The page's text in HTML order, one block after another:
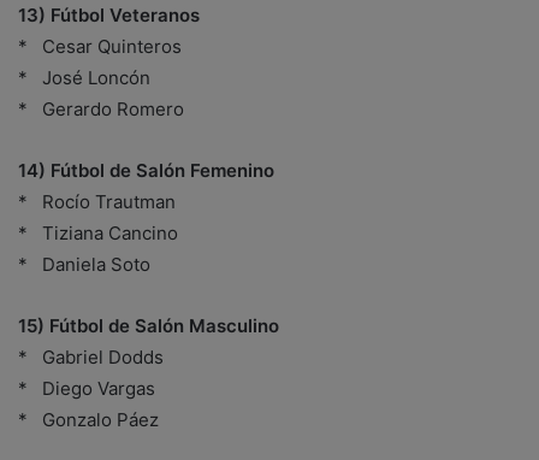
13) Fútbol Veteranos
* Cesar Quinteros
* José Loncón
* Gerardo Romero
14) Fútbol de Salón Femenino
* Rocío Trautman
* Tiziana Cancino
* Daniela Soto
15) Fútbol de Salón Masculino
* Gabriel Dodds
* Diego Vargas
* Gonzalo Páez